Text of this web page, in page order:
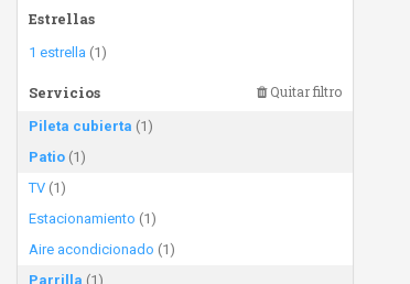
Estrellas
1 estrella (1)
Servicios Quitar filtro
Pileta cubierta (1)
Patio (1)
TV (1)
Estacionamiento (1)
Aire acondicionado (1)
Parrilla (1)